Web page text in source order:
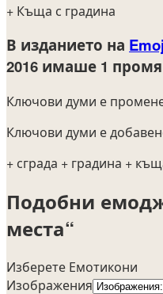
+ Къща с градина
В изданието на
2016 имаше 1
Ключови думи е
Ключови думи е
+ сграда + градина +
Подобни
места“
Изберете Емотикони
Изображения